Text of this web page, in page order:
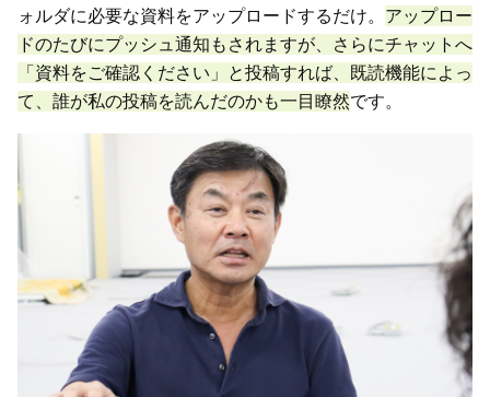
ォルダに必要な資料をアップロードするだけ。 アップロー
ドのたびにプッシュ通知もされますが、さらにチャットへ
「資料をご確認ください」と投稿すれば、既読機能によっ
て、誰が私の投稿を読んだのかも一目瞭然です。